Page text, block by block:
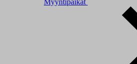
Myyntipaikat